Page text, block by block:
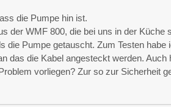
die Pumpe hin ist.
der WMF 800, die bei uns in der Küche
die Pumpe getauscht. Zum Testen habe
das die Kabel angesteckt werden. Auch
vorliegen? Zur so zur Sicherheit